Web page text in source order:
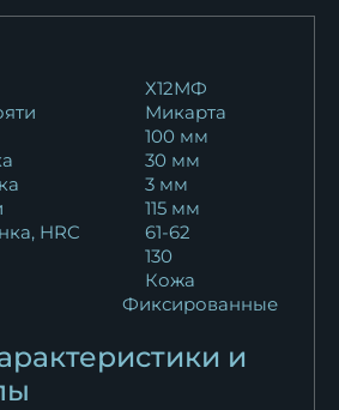
Х12МФ
Микарта
100 мм
30 мм
3 мм
115 мм
HRC
61-62
130
Кожа
Фиксированные
и